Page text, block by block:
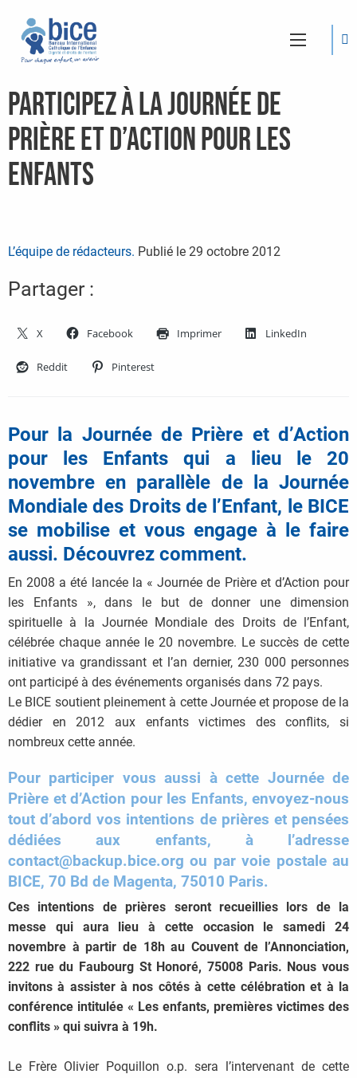
Participez à la Journée de
prière et d’action pour les
enfants
L’équipe de rédacteurs. Publié le 29 octobre 2012
Partager :
X Facebook Imprimer LinkedIn
Reddit Pinterest
Pour la Journée de Prière et d’Action
pour les Enfants qui a lieu le 20
novembre en parallèle de la Journée
Mondiale des Droits de l’Enfant, le BICE
se mobilise et vous engage à le faire
aussi. Découvrez comment.
En 2008 a été lancée la « Journée de Prière et d’Action pour
les Enfants », dans le but de donner une dimension
spirituelle à la Journée Mondiale des Droits de l’Enfant,
célébrée chaque année le 20 novembre. Le succès de cette
initiative va grandissant et l’an dernier, 230 000 personnes
ont participé à des événements organisés dans 72 pays.
Le BICE soutient pleinement à cette Journée et propose de la
dédier en 2012 aux enfants victimes des conflits, si
nombreux cette année.
Pour participer vous aussi à cette Journée de
Prière et d’Action pour les Enfants, envoyez-nous
tout d’abord vos intentions de prières et pensées
dédiées aux enfants, à l’adresse
contact@backup.bice.org ou par voie postale au
BICE, 70 Bd de Magenta, 75010 Paris.
Ces intentions de prières seront recueillies lors de la
messe qui aura lieu à cette occasion le samedi 24
novembre à partir de 18h au Couvent de l’Annonciation,
222 rue du Faubourg St Honoré, 75008 Paris. Nous vous
invitons à assister à nos côtés à cette célébration et à la
conférence intitulée « Les enfants, premières victimes des
conflits » qui suivra à 19h.
Le Frère Olivier Poquillon o.p. sera l’intervenant de cette